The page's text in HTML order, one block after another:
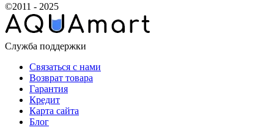
©2011 - 2025
Служба поддержки
Связаться с нами
Возврат товара
Гарантия
Кредит
Карта сайта
Блог